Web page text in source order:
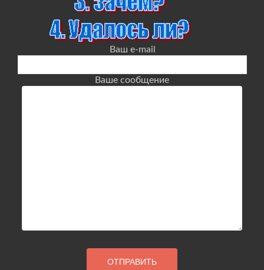
Ваш e-mail
Ваше сообщение